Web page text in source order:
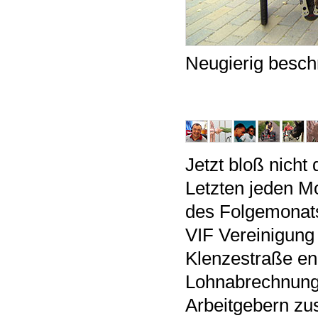
Neugierig
Jetzt bloß nicht
Letzten jeden
des
VIF
Klenzestraße
Arbeitgebern